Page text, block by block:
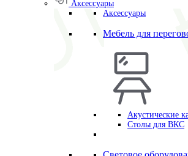
Аксессуары
Аксессуары
Мебель для
Акустические
Столы для ВКС